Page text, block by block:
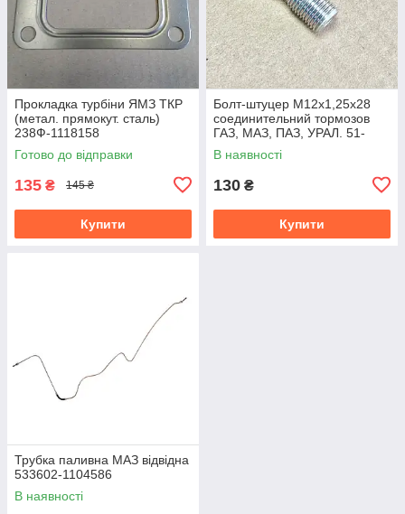
Прокладка турбіни ЯМЗ ТКР
(метал. прямокут. сталь)
238Ф-1118158
Готово до відправки
135 ₴ 145 ₴
Купити
Болт-штуцер М12х1,25х28
соединительний тормозов
ГАЗ, МАЗ, ПАЗ, УРАЛ. 51-
3506012
В наявності
130 ₴
Купити
Трубка паливна МАЗ відвідна
533602-1104586
В наявності